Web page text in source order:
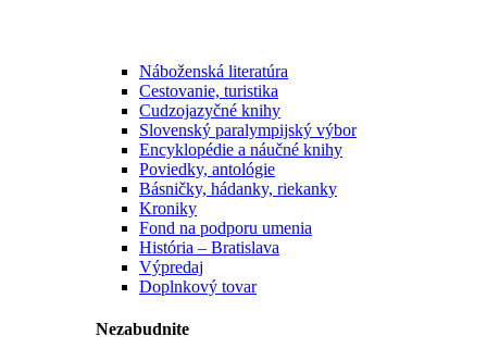
Náboženská literatúra
Cestovanie, turistika
Cudzojazyčné knihy
Slovenský paralympijský výbor
Encyklopédie a náučné knihy
Poviedky, antológie
Básničky, hádanky, riekanky
Kroniky
Fond na podporu umenia
História – Bratislava
Výpredaj
Doplnkový tovar
Nezabudnite